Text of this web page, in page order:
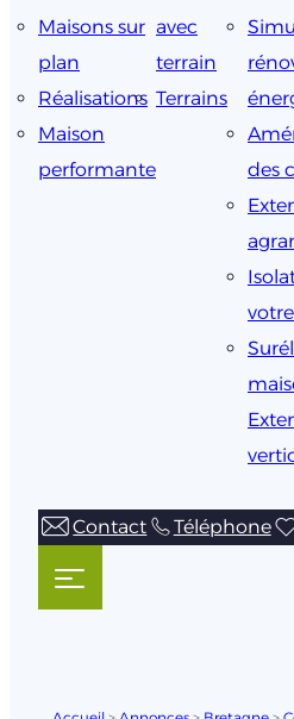
Maisons sur
plan
Réalisations
Maison
performante
avec
terrain
Terrains
des
Contact
Téléphone